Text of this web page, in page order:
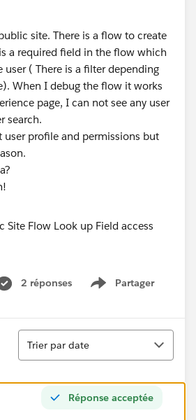
site. There is a flow to create
a required field in the flow which
( There is a filter depending
When I debug the flow it works
page, I can not see any user
search.
user profile and permissions but
2 réponses Partager
Show menu
Tri
Trier par date
Réponse acceptée